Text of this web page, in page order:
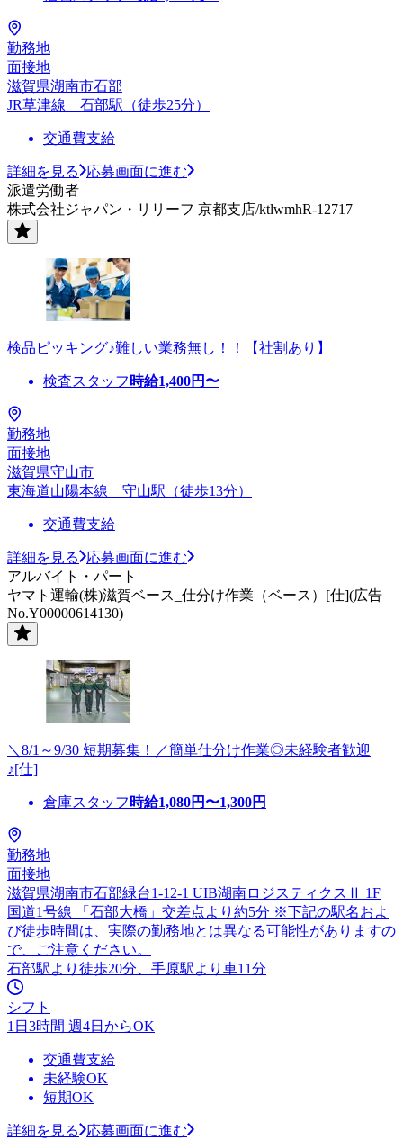
勤務地
面接地
滋賀県湖南市石部
JR草津線 石部駅（徒歩25分）
交通費支給
詳細を見る
応募画面に進む
派遣労働者
株式会社ジャパン・リリーフ 京都支店/ktlwmhR-12717
検品ピッキング♪難しい業務無し！！【社割あり】
検査スタッフ 時給1,400円〜
勤務地
面接地
滋賀県守山市
東海道山陽本線 守山駅（徒歩13分）
交通費支給
詳細を見る
応募画面に進む
アルバイト・パート
ヤマト運輸(株)滋賀ベース_仕分け作業（ベース）[仕](広告
No.Y00000614130)
＼8/1～9/30 短期募集！／簡単仕分け作業◎未経験者歓迎
♪[仕]
倉庫スタッフ 時給1,080円〜1,300円
勤務地
面接地
滋賀県湖南市石部緑台1-12-1 UIB湖南ロジスティクスⅡ 1F
国道1号線 「石部大橋」交差点より約5分 ※下記の駅名およ
び徒歩時間は、実際の勤務地とは異なる可能性がありますの
で、ご注意ください。
石部駅より徒歩20分、手原駅より車11分
シフト
1日3時間 週4日からOK
交通費支給
未経験OK
短期OK
詳細を見る 応募画面に進む